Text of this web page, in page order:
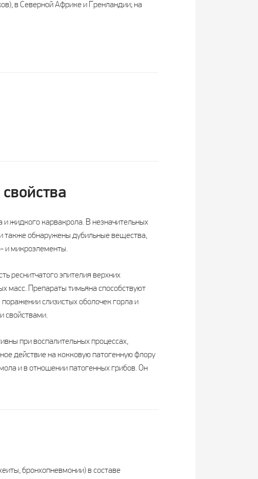
в Северной Африке и Гренландии; на
и жидкого карвакрола. В незначительных
также обнаружены дубильные вещества,
и микроэлементы.
реснитчатого эпителия верхних
масс. Препараты тимьяна способствуют
слизистых оболочек горла и
свойствами.
при воспалительных процессах,
действие на кокковую патогенную флору
и в отношении патогенных грибов. Он
бронхопневмонии) в составе